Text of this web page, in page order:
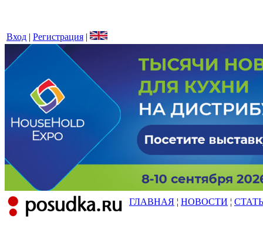
Вход | Регистрация |
ГЛАВНАЯ ¦ НОВОСТИ ¦